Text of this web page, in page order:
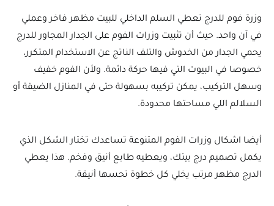
وزرة فوم للدرج تعطي السلم الداخلي للبيت مظهر فاخر وعملي
في آن واحد. حيث أن تثبيت وزرات الفوم على الجدار المجاور للدرج
يحمي الجدار من الخدوش والتلف الناتج عن الاستخدام المتكرر،
خصوصا في البيوت التي فيها حركة دائمة. ولأن الفوم خفيف
وسهل التركيب، يمكن تركيبه بسهولة حتى في المنازل الضيقة أو
السلالم اللي مساحتها محدودة.
أيضا اشكال وزرات الفوم المتنوعة تساعدك تختار الشكل الذي
يكمل تصميم درج بيتك، ويعطيه طابع أنيق وفخم. هذا يعطي
الدرج مظهر مرتب يخلي كل خطوة تحسها أنيقة.